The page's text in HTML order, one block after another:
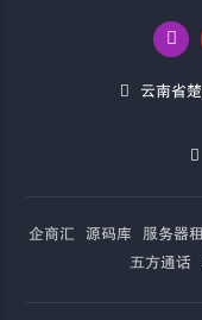
云南省
企商汇 源码库 服务器
五方通话